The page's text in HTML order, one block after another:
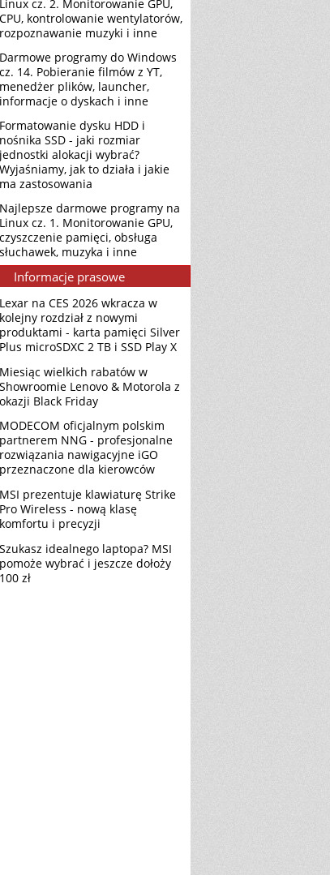
Linux cz. 2. Monitorowanie GPU,
CPU, kontrolowanie wentylatorów,
rozpoznawanie muzyki i inne
Darmowe programy do Windows
cz. 14. Pobieranie filmów z YT,
menedżer plików, launcher,
informacje o dyskach i inne
Formatowanie dysku HDD i
nośnika SSD - jaki rozmiar
jednostki alokacji wybrać?
Wyjaśniamy, jak to działa i jakie
ma zastosowania
Najlepsze darmowe programy na
Linux cz. 1. Monitorowanie GPU,
czyszczenie pamięci, obsługa
słuchawek, muzyka i inne
Informacje prasowe
Lexar na CES 2026 wkracza w
kolejny rozdział z nowymi
produktami - karta pamięci Silver
Plus microSDXC 2 TB i SSD Play X
Miesiąc wielkich rabatów w
Showroomie Lenovo & Motorola z
okazji Black Friday
MODECOM oficjalnym polskim
partnerem NNG - profesjonalne
rozwiązania nawigacyjne iGO
przeznaczone dla kierowców
MSI prezentuje klawiaturę Strike
Pro Wireless - nową klasę
komfortu i precyzji
Szukasz idealnego laptopa? MSI
pomoże wybrać i jeszcze dołoży
100 zł